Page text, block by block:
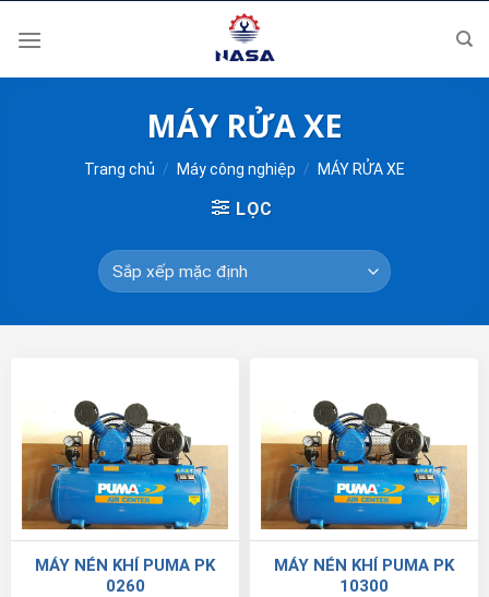
MÁY RỬA XE
Trang chủ / Máy công nghiệp / MÁY RỬA XE
LỌC
MÁY NÉN KHÍ PUMA PK
0260
MÁY NÉN KHÍ PUMA PK
10300